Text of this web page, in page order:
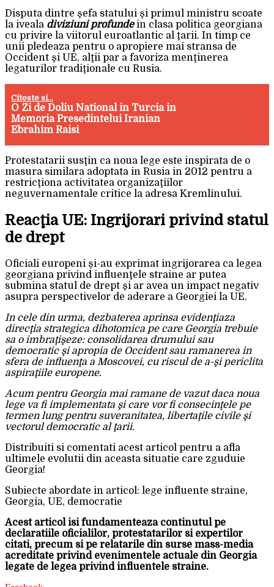
Disputa dintre şefa statului şi primul ministru scoate
la iveala diviziuni profundein clasa politica georgiana
cu privire la viitorul euroatlantic al ţarii. In timp ce
unii pledeaza pentru o apropiere mai stransa de
Occident şi UE, alţii par a favoriza menţinerea
legaturilor tradiţionale cu Rusia.
Citeste si...
O Zi de Doliu National in Turcia in
Memoria Presedintelui Iranian
Ebrahim Raisi
Protestatarii susţin ca noua lege este inspirata de o
masura similara adoptata in Rusia in 2012 pentru a
restricţiona activitatea organizaţiilor
neguvernamentale critice la adresa Kremlinului.
Reacţia UE: Ingrijorari privind statul
de drept
Oficiali europeni şi-au exprimat ingrijorarea ca legea
georgiana privind influenţele straine ar putea
submina statul de drept şi ar avea un impact negativ
asupra perspectivelor de aderare a Georgiei la UE.
In cele din urma, dezbaterea aprinsa evidenţiaza
direcţia strategica dihotomica pe care Georgia trebuie
sa o imbraţişeze: consolidarea drumului sau
democratic şi apropia de Occident sau ramanerea in
sfera de influenţa a Moscovei, cu riscul de a-şi periclita
aspiraţiile europene.
Acum pentru Georgia mai ramane de vazut daca noua
lege va fi implementata şi care vor fi consecinţele pe
termen lung pentru suveranitatea, libertaţile civile şi
vectorul democratic al ţarii.
Distribuiti si comentati acest articol pentru a afla
ultimele evolutii din aceasta situatie care zguduie
Georgia!
Subiecte abordate in articol: lege influente straine,
Georgia, UE, democratie
Acest articol isi fundamenteaza continutul pe
declaratiile oficialilor, protestatarilor si expertilor
citati, precum si pe relatarile din surse mass-media
acreditate privind evenimentele actuale din Georgia
legate de legea privind influentele straine.